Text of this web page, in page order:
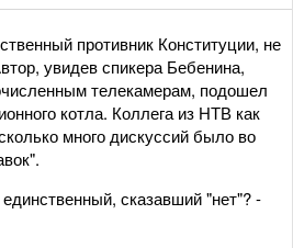
противник Конституции, не
увидев спикера Бебенина,
телекамерам, подошел
котла. Коллега из НТВ как
много дискуссий было во
сказавший "нет"? -